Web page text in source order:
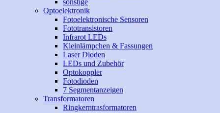
Optoelektronik
Fotoelektronische Sensoren
Fototransistoren
Infrarot LEDs
Kleinlämpchen & Fassungen
Laser Dioden
LEDs und Zubehör
Optokoppler
Fotodioden
7 Segmentanzeigen
Transformatoren
Ringkerntrasformatoren